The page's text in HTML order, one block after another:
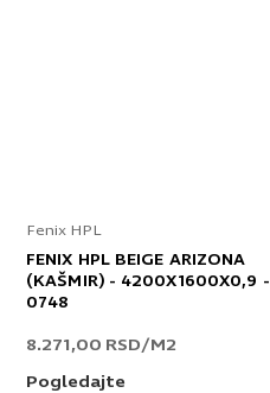
Fenix HPL
FENIX HPL BEIGE ARIZONA
(KAŠMIR) - 4200X1600X0,9 -
0748
8.271,00 RSD/M2
Pogledajte